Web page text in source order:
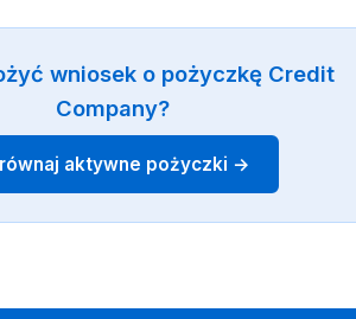
wniosek o pożyczkę Credit
Company?
aktywne pożyczki →